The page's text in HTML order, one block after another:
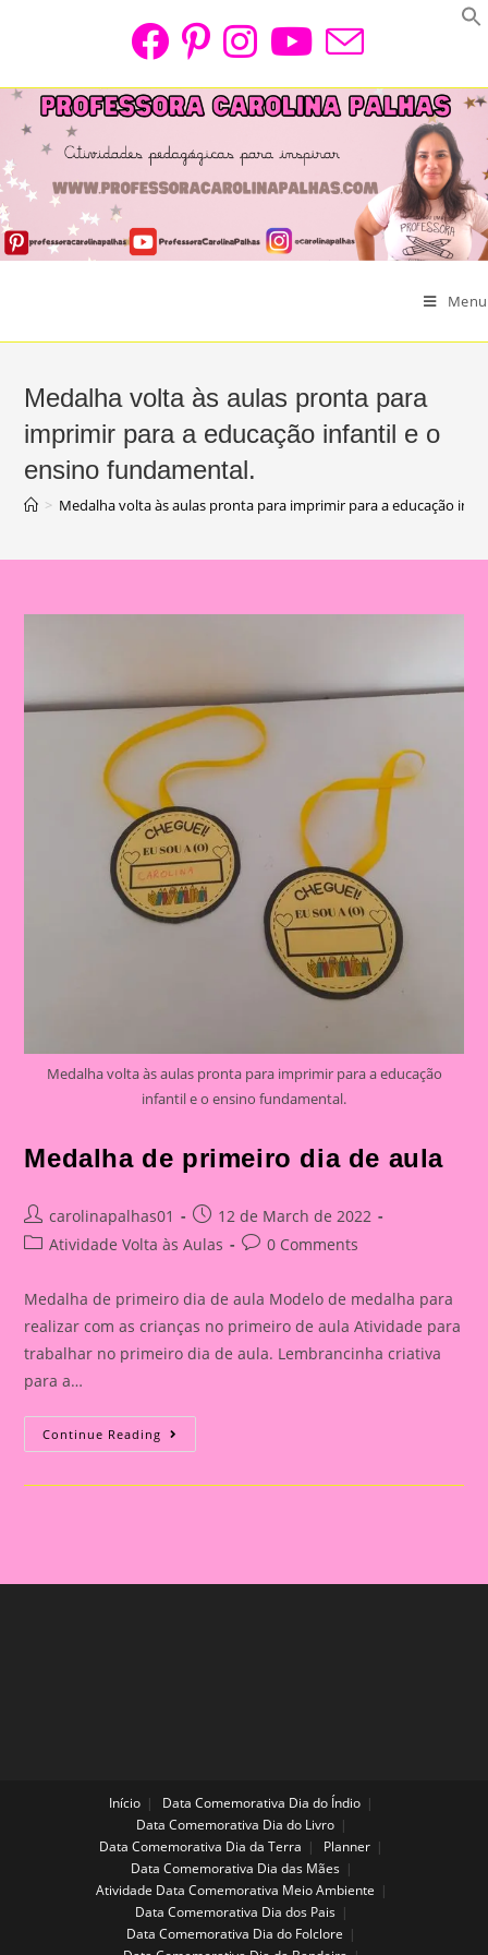
Menu
Medalha volta às aulas pronta para
imprimir para a educação infantil e o
ensino fundamental.
> Medalha volta às aulas pronta para imprimir para a educação
Medalha volta às aulas pronta para imprimir para a educação
infantil e o ensino fundamental.
Medalha de primeiro dia de aula
Post
author:
carolinapalhas01
Post
published:
12 de March de 2022
PostAtividade Volta às Aulas
Post0 Comments
Medalha de primeiro dia de aula Modelo de medalha para
realizar com as crianças no primeiro de aula Atividade para
trabalhar no primeiro dia de aula. Lembrancinha criativa
para a…
Continue Reading Medalha
De
Início
Data Comemorativa Dia do Índio
Data Comemorativa Dia do Livro
Data Comemorativa Dia da Terra
Planner
Data Comemorativa Dia das Mães
Atividade Data Comemorativa Meio Ambiente
Data Comemorativa Dia dos Pais
Data Comemorativa Dia do Folclore